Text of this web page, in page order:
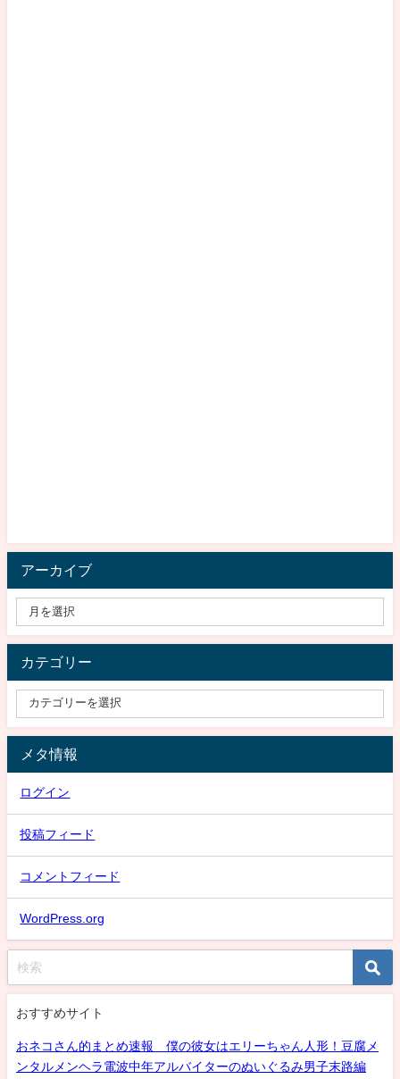
アーカイブ
カテゴリー
メタ情報
ログイン
投稿フィード
コメントフィード
WordPress.org
おすすめサイト
おネコさん的まとめ速報 僕の彼女はエリーちゃん人形！豆腐メ
ンタルメンヘラ電波中年アルバイターのぬいぐるみ男子末路編